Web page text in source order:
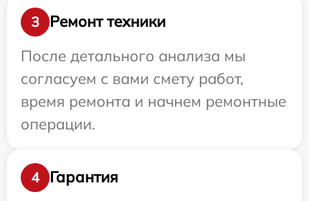
3
Ремонт техники
После детального анализа мы
согласуем с вами смету работ,
время ремонта и начнем ремонтные
операции.
4 Гарантия